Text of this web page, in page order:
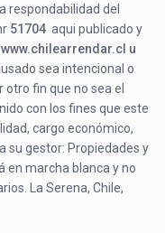
respondabilidad del
51704 aqui publicado y
u
sea intencional o
fin que no sea el
con los fines que este
cargo económico,
su gestor: Propiedades y
en marcha blanca y no
La Serena, Chile,